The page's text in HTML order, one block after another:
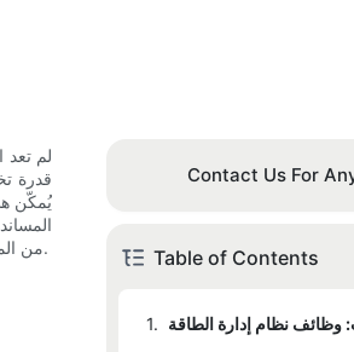
لم تعد
قدرة
يُمكّن
من المخاطر، محولةً وحدة التخزين السلبية إلى أداة فعالة وقابلة للتمويل قادرة على التعامل مع أسواق الطاقة المعقدة وتعزيز استقرار الشبكة.
Contact Us For
Table of Contents
1.